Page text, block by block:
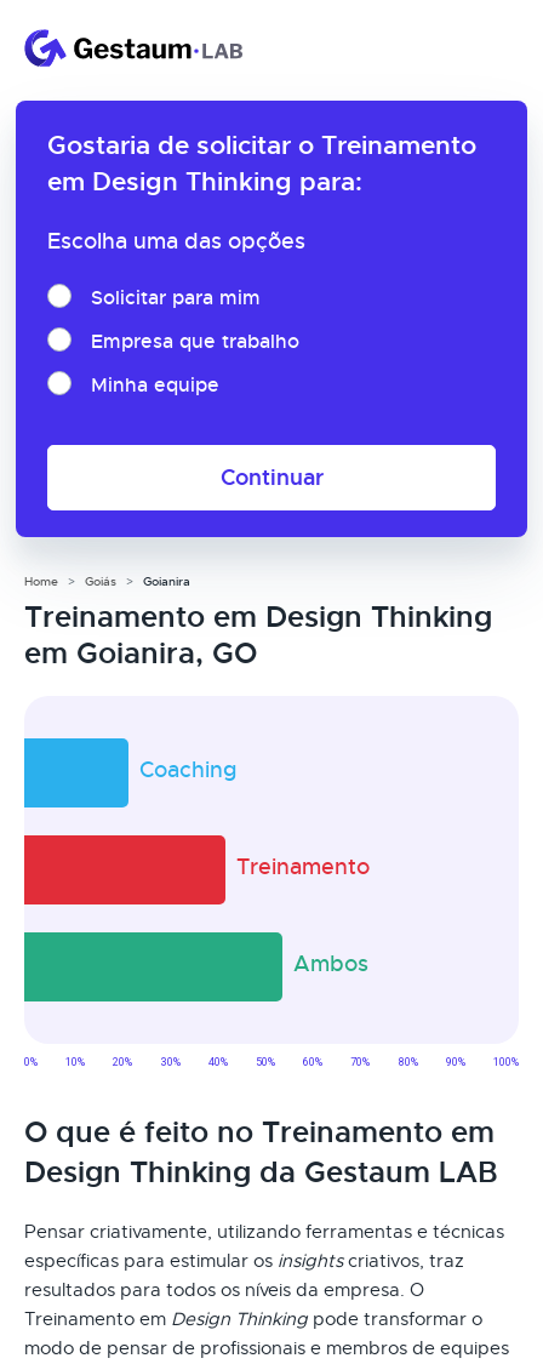
Gostaria de solicitar o Treinamento
em Design Thinking para:
Escolha uma das opções
Solicitar para mim
Empresa que trabalho
Minha equipe
Continuar
Home Goiás Goianira
Treinamento em Design Thinking
em Goianira, GO
O que é feito no Treinamento em
Design Thinking da Gestaum LAB
Pensar criativamente, utilizando ferramentas e técnicas
específicas para estimular os insightscriativos, traz
resultados para todos os níveis da empresa. O
Treinamento em Design Thinking pode transformar o
modo de pensar de profissionais e membros de equipes